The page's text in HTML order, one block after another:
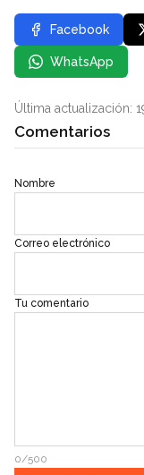
Facebook
WhatsApp
Última actualización:
Comentarios
Nombre
Correo electrónico
Tu comentario
0/500